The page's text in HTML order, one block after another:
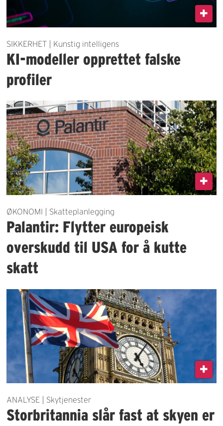
SIKKERHET | Kunstig intelligens
KI-modeller opprettet falske
profiler
ØKONOMI | Skatteplanlegging
Palantir: Flytter europeisk
overskudd til USA for å kutte
skatt
ANALYSE | Skytjenester
Storbritannia slår fast at skyen er